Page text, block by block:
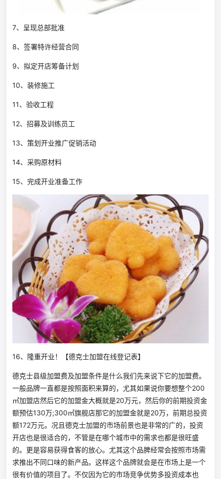
7、呈现总部批准
8、签署特许经营合同
9、拟定开店筹备计划
10、装修施工
11、验收工程
12、招募及训练员工
13、策划开业推广促销活动
14、采购原材料
15、完成开业准备工作
16、隆重开业！【德克士加盟在线登记表】
德克士县级加盟费及加盟条件是什么我们先来说下它的加盟费。
一般品牌一直都是按照面积来算的，尤其如果说你要想整个200
㎡加盟店然后它的加盟金大概就是20万元，然后你的前期投资金
额预估130万;300㎡旗舰店那它的加盟金就是20万，前期总投资
额172万元。况且德克士加盟的市场前景也是非常的广的，投资
开店也是很适合的，不管是在哪个城市中的需求也都是很旺盛
的。更是容易获得食客的放心。尤其这个品脾经常会按照市场需
求推出不同口味的新产品。这样这个品牌就会是在市场上是一个
很有价值的项目了。不仅因为它的市场竞争优势多投资成本也